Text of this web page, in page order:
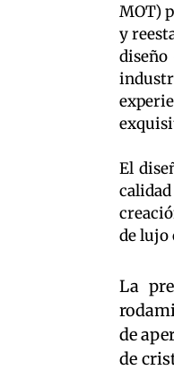
MOT)
y
El
de lujo
La
de
de